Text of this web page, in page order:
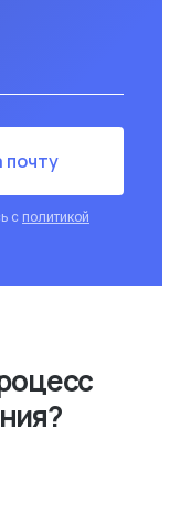
почту
с политикой